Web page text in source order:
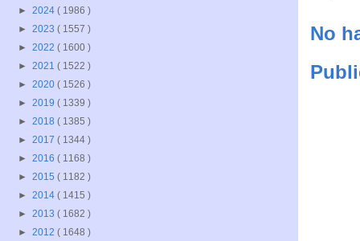
No
► 2024 ( 1986 )
► 2023 ( 1557 )
► 2022 ( 1600 )
► 2021 ( 1522 )
► 2020 ( 1526 )
► 2019 ( 1339 )
► 2018 ( 1385 )
► 2017 ( 1344 )
► 2016 ( 1168 )
► 2015 ( 1182 )
► 2014 ( 1415 )
► 2013 ( 1682 )
► 2012 ( 1648 )